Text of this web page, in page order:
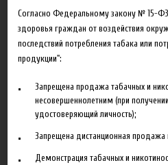
Добавить в сравнение
Описание
Согласно Федеральному закону № 15-
здоровья граждан от воздействия
последствий потребления табака или
продукции":
Запрещена продажа табачных и
несовершеннолетним (при
удостоверяющий личность);
Запрещена дистанционная
Демонстрация табачных и